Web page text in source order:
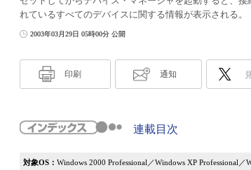
れているすべてのデバイスに関する情報が表示される。
2003年03月29日 05時00分 公開
印刷 通知
連載目次
対象OS： Windows 2000 Professional／Windows XP Professional